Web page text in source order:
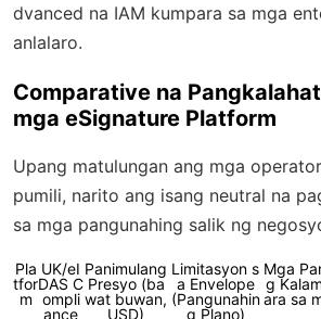
dvanced na IAM kumpara sa mga
anlalaro.
Comparative na
mga eSignature Platform
Upang matulungan ang mga
pumili, narito ang isang neutral na
sa mga pangunahing salik ng
Pla
tfor
m
UK/eI
DAS C
ompli
ance
Panimulang
Presyo (ba
wat buwan,
USD)
Limitasyon s
a Envelope
(Pangunahin
g Plano)
Mga
g
ara sa